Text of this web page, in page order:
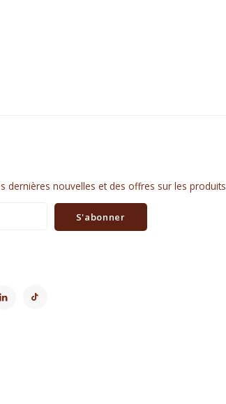
dernières nouvelles et des offres sur les produits
S'abonner